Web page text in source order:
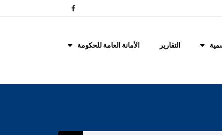
التقارير الأمانة العامة للحكومة